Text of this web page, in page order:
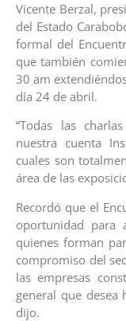
Vicente Berzal,
del Estado
formal del
que también
30 am
día 24 de abril.
“Todas las
nuestra cuenta
cuales son
área de las
Recordó que el
oportunidad para
quienes forman
compromiso del
las empresas
general que desea
dijo.